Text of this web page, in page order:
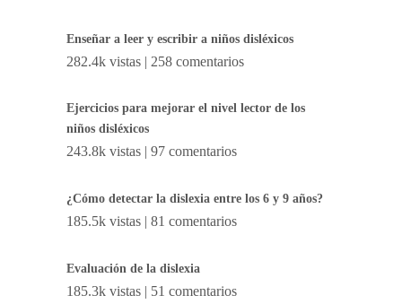
Enseñar a leer y escribir a niños disléxicos
282.4k vistas | 258 comentarios
Ejercicios para mejorar el nivel lector de los
niños disléxicos
243.8k vistas | 97 comentarios
¿Cómo detectar la dislexia entre los 6 y 9 años?
185.5k vistas | 81 comentarios
Evaluación de la dislexia
185.3k vistas | 51 comentarios